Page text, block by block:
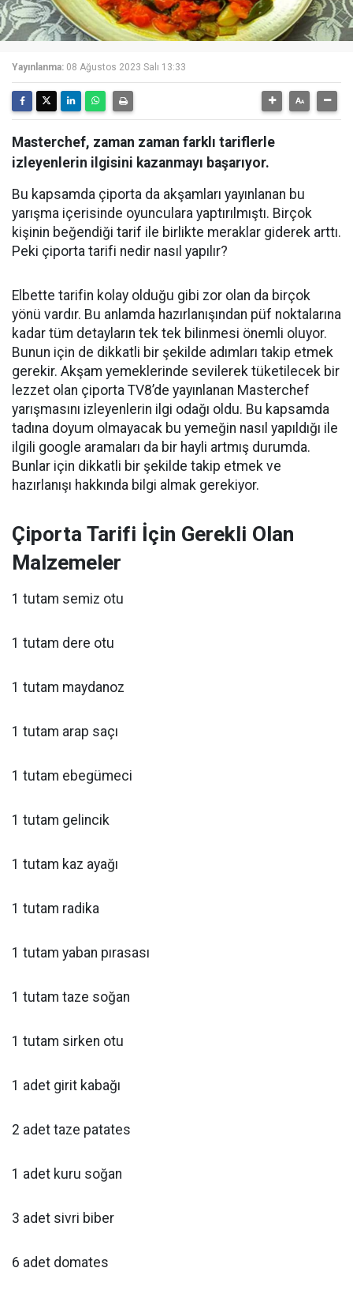
Yayınlanma: 08 Ağustos 2023 Salı 13:33
Masterchef, zaman zaman farklı tariflerle
izleyenlerin ilgisini kazanmayı başarıyor.
Bu kapsamda çiporta da akşamları yayınlanan bu
yarışma içerisinde oyunculara yaptırılmıştı. Birçok
kişinin beğendiği tarif ile birlikte meraklar giderek arttı.
Peki çiporta tarifi nedir nasıl yapılır?
Elbette tarifin kolay olduğu gibi zor olan da birçok
yönü vardır. Bu anlamda hazırlanışından püf noktalarına
kadar tüm detayların tek tek bilinmesi önemli oluyor.
Bunun için de dikkatli bir şekilde adımları takip etmek
gerekir. Akşam yemeklerinde sevilerek tüketilecek bir
lezzet olan çiporta TV8’de yayınlanan Masterchef
yarışmasını izleyenlerin ilgi odağı oldu. Bu kapsamda
tadına doyum olmayacak bu yemeğin nasıl yapıldığı ile
ilgili google aramaları da bir hayli artmış durumda.
Bunlar için dikkatli bir şekilde takip etmek ve
hazırlanışı hakkında bilgi almak gerekiyor.
Çiporta Tarifi İçin Gerekli Olan
Malzemeler
1 tutam semiz otu
1 tutam dere otu
1 tutam maydanoz
1 tutam arap saçı
1 tutam ebegümeci
1 tutam gelincik
1 tutam kaz ayağı
1 tutam radika
1 tutam yaban pırasası
1 tutam taze soğan
1 tutam sirken otu
1 adet girit kabağı
2 adet taze patates
1 adet kuru soğan
3 adet sivri biber
6 adet domates